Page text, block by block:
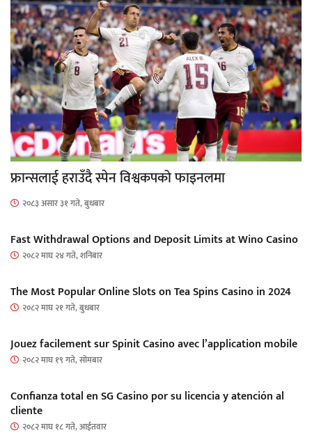
फ्रान्सलाई हराउँदै स्पेन विश्वकपको फाइनलमा
२०८३ असार ३१ गते, बुधबार
Fast Withdrawal Options and Deposit Limits at Wino Casino
२०८२ माघ २४ गते, शनिबार
The Most Popular Online Slots on Tea Spins Casino in 2024
२०८२ माघ २१ गते, बुधबार
Jouez facilement sur Spinit Casino avec l’application mobile
२०८२ माघ १९ गते, सोमबार
Confianza total en SG Casino por su licencia y atención al
cliente
२०८२ माघ १८ गते, आईतवार